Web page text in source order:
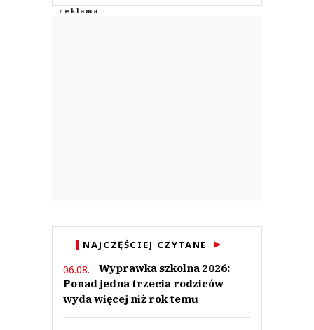
NAJCZĘŚCIEJ CZYTANE
06.08.
Wyprawka szkolna 2026:
Ponad jedna trzecia rodziców
wyda więcej niż rok temu